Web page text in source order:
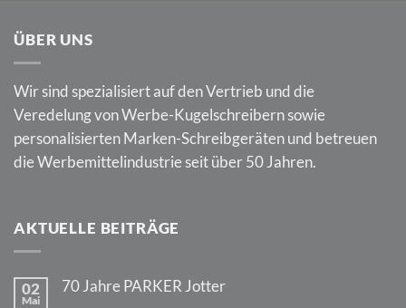
ÜBER UNS
Wir sind spezialisiert auf den Vertrieb und die
Veredelung von Werbe-Kugelschreibern sowie
personalisierten Marken-Schreibgeräten und betreuen
die Werbemittelindustrie seit über 50 Jahren.
AKTUELLE BEITRÄGE
02
Mai
70 Jahre PARKER Jotter